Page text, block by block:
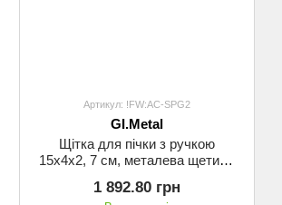
Артикул: !FW:AC-SPG2
GI.Metal
Щітка для пічки з ручкою
15x4х2, 7 см, металева щетина
1 892.80 грн